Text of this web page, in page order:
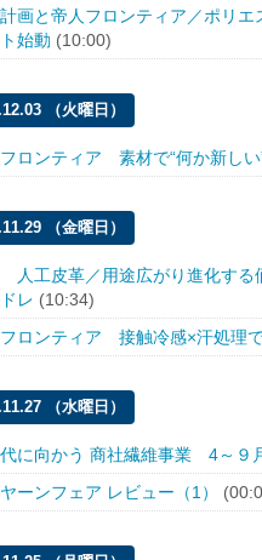
画と帝人フロンティア／ポリ
始動 (10:00)
（火曜日）
ロンティア 素材で“何か新しい
（金曜日）
人工皮革／用途広がり進化する
レ (10:34)
ロンティア 接触冷感×汗処理
（水曜日）
に向かう 商社繊維事業 4～９
ーンフェア レビュー（1）